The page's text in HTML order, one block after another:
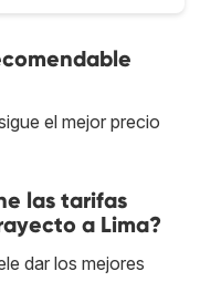
el mejor precio
las tarifas
a Lima?
dar los mejores